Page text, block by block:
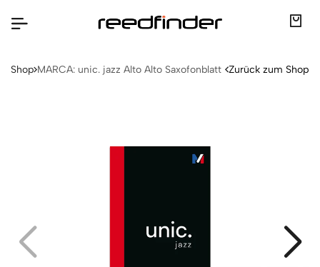
Shop MARCA: unic. jazz Alto Alto Saxofonblatt Zurück zum Shop